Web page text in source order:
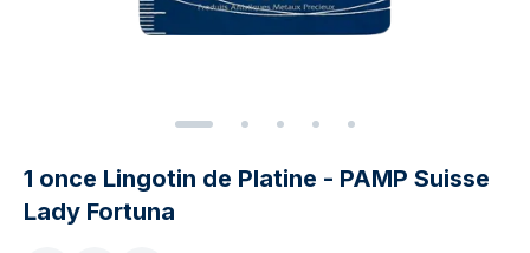
1 once Lingotin de Platine - PAMP Suisse
Lady Fortuna